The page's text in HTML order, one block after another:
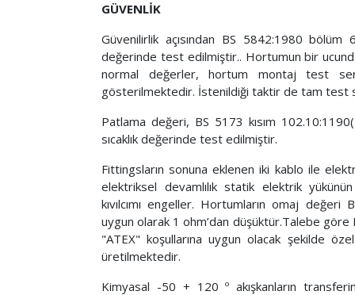
GÜVENLİK
Güvenilirlik açısından BS 5842:1980
değerinde test edilmiştir.. Hortumun bir
normal değerler, hortum montaj test
gösterilmektedir. İstenildiği taktir de tam test
Patlama değeri, BS 5173 kısım
sıcaklık değerinde test edilmiştir.
Fittingsların sonuna eklenen iki kablo ile
elektriksel devamlılık statik elektrik
kıvılcımı engeller. Hortumların omaj değeri
uygun olarak 1 ohm’dan düşüktür.Talebe
"ATEX" koşullarına uygun olacak şekilde
üretilmektedir.
Kimyasal -50 + 120 º akışkanların